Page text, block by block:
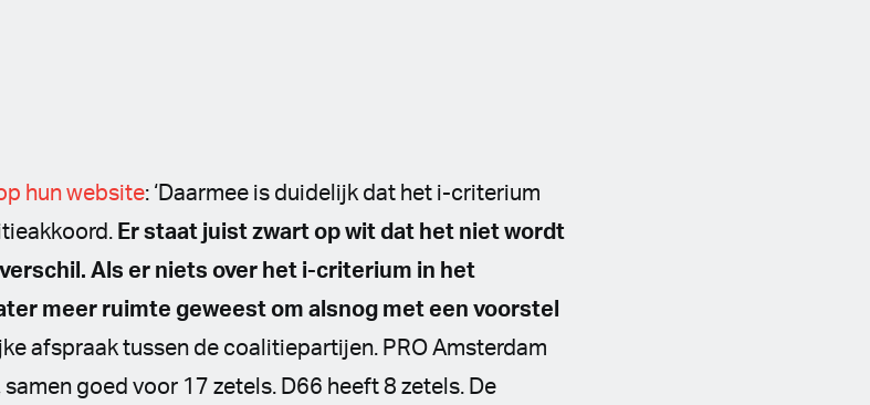
hun website: ‘Daarmee is duidelijk dat het i-criterium
Er staat juist zwart op wit dat het niet wordt
Als er niets over het i-criterium in het
meer ruimte geweest om alsnog met een voorstel
afspraak tussen de coalitiepartijen. PRO Amsterdam
goed voor 17 zetels. D66 heeft 8 zetels. De